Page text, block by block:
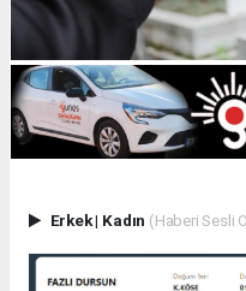
Erkek| Kadın (Haberi Sesli